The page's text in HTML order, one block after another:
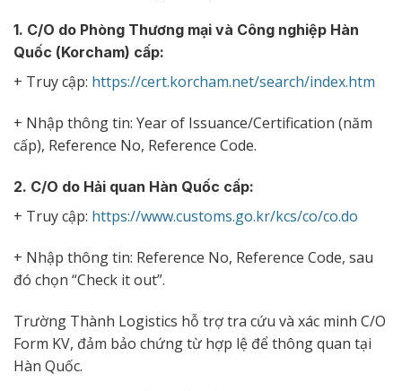
1. C/O do Phòng Thương mại và Công nghiệp Hàn
Quốc (Korcham) cấp:
+ Truy cập: https://cert.korcham.net/search/index.htm
+ Nhập thông tin: Year of Issuance/Certification (năm
cấp), Reference No, Reference Code.
2. C/O do Hải quan Hàn Quốc cấp:
+ Truy cập: https://www.customs.go.kr/kcs/co/co.do
+ Nhập thông tin: Reference No, Reference Code, sau
đó chọn “Check it out”.
Trường Thành Logistics hỗ trợ tra cứu và xác minh C/O
Form KV, đảm bảo chứng từ hợp lệ để thông quan tại
Hàn Quốc.